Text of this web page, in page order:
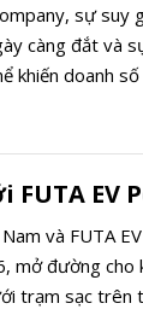
sự suy
càng đắt và
khiến doanh
EV
và FUTA
mở đường cho
trạm sạc trên